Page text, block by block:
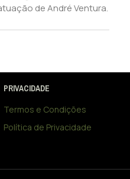
de André Ventura.
PRIVACIDADE
Termos e Condições
Política de Privacidade